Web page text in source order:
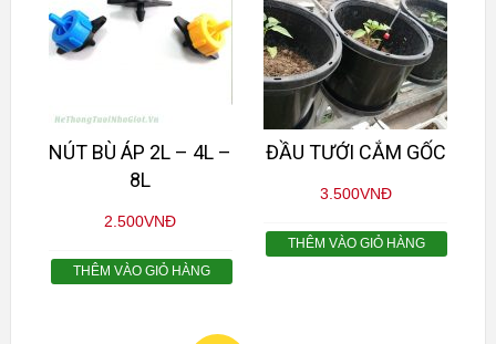
NÚT BÙ ÁP 2L – 4L –
8L
2.500VNĐ
THÊM VÀO GIỎ HÀNG
ĐẦU TƯỚI CẮM GỐC
3.500VNĐ
THÊM VÀO GIỎ HÀNG